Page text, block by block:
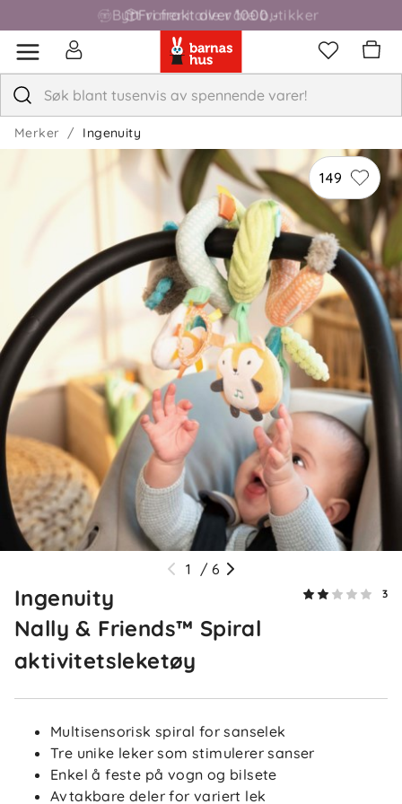
Fri frakt over 1000,-
Merker Ingenuity
149
1 / 6
Ingenuity 3
Nally & Friends™ Spiral
aktivitetsleketøy
Multisensorisk spiral for sanselek
Tre unike leker som stimulerer sanser
Enkel å feste på vogn og bilsete
Avtakbare deler for variert lek
2.0
basert på 3 anmeldelser
5
4
3
Sorter etter Filtrer etter